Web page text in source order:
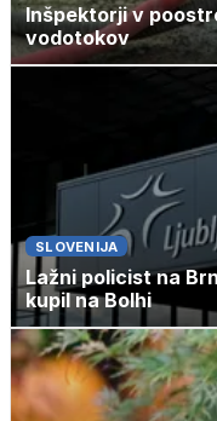
Inšpektorji v
vodotokov
SLOVENIJA
Lažni policist na
kupil na Bolhi